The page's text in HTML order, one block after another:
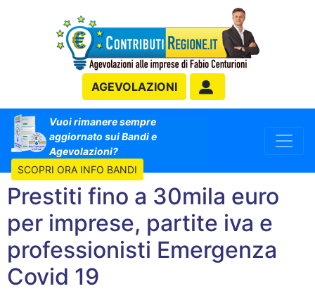
AGEVOLAZIONI
Vuoi rimanere sempre
aggiornato sui Bandi e
Agevolazioni?
SCOPRI ORA INFO BANDI
Prestiti fino a 30mila euro
per imprese, partite iva e
professionisti Emergenza
Covid 19